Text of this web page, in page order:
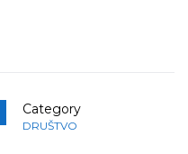
Category
DRUŠTVO